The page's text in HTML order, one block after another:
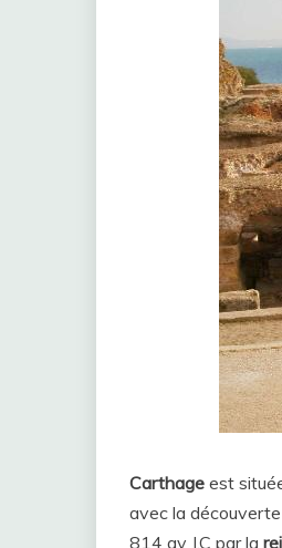
Carthage est
avec la
814 av J.C par la